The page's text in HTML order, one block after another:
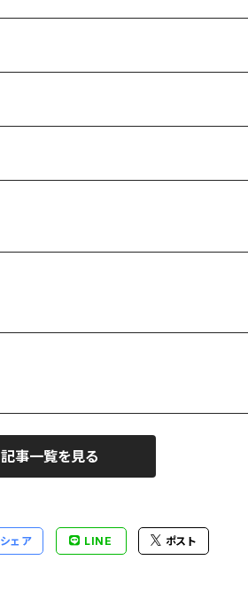
記事一覧を見る
シェア LINE ポスト